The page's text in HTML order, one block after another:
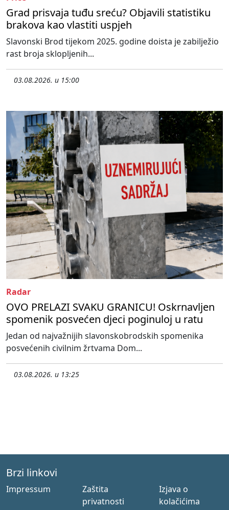
Grad prisvaja tuđu sreću? Objavili statistiku
brakova kao vlastiti uspjeh
Slavonski Brod tijekom 2025. godine doista je zabilježio
rast broja sklopljenih...
03.08.2026. u 15:00
Radar
OVO PRELAZI SVAKU GRANICU! Oskrnavljen
spomenik posvećen djeci poginuloj u ratu
Jedan od najvažnijih slavonskobrodskih spomenika
posvećenih civilnim žrtvama Dom...
03.08.2026. u 13:25
Brzi linkovi
Impressum
Zaštita
privatnosti
Izjava o
kolačićima